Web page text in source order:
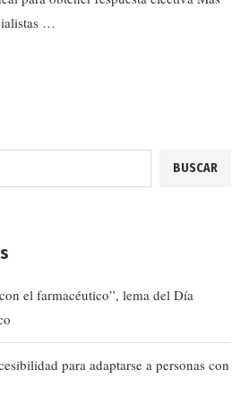
…
BUSCAR
el farmacéutico”, lema del Día
para adaptarse a personas con